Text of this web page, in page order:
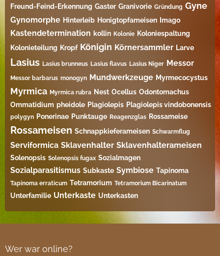
Freund-Feind-Erkennung Gaster Granivorie Gründung Gyne
Gynomorphe Hinterleib Honigtopfameisen Imago
Kastendetermination kollin Kolonie Koloniespaltung
Kolonieteilung Kropf Königin Körnersammler Larve
Lasius Lasius brunneus Lasius flavus Lasius Niger Messor
Messor barbarus monogyn Mundwerkzeuge Myrmecocystus
Myrmica Myrmica rubra Nest Ocellus Odontomachus
Ommatidium pheidole Plagiolepis Plagiolepis vindobonensis
polygyn Ponerinae Punktauge Reagenzglas Rossameise
Rossameisen Schnappkieferameisen Schwarmflug
Serviformica Sklavenhalter Sklavenhalterameisen
Solenopsis Solenopsis fugax Sozialmagen
Sozialparasitismus Subkaste Symbiose Tapinoma
Tapinoma erraticum Tetramorium Tetramorium Bicarinatum​
Unterfamilie Unterkaste Unterkasten
Wer war online?